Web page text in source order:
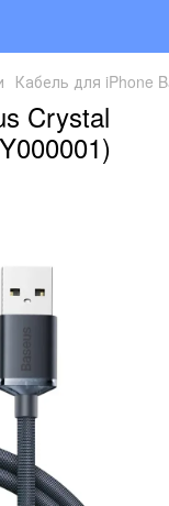
Кабель для iPhone
Crystal